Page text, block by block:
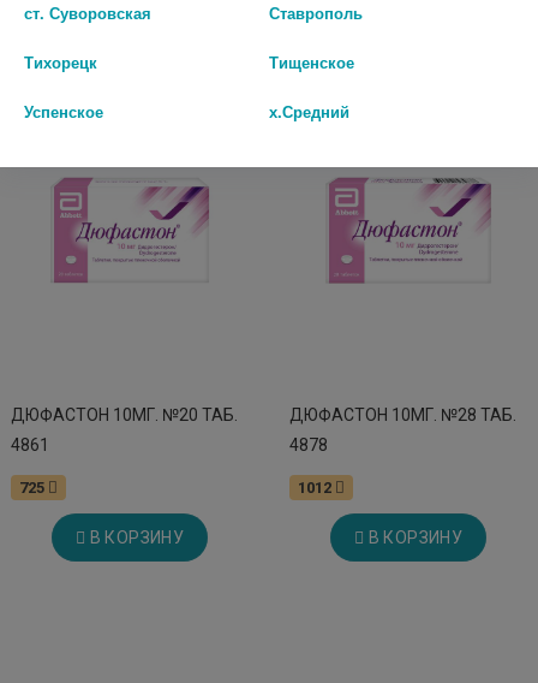
ДЮФАСТОН 10МГ. №20 ТАБ.
4861
725
В КОРЗИНУ
ДЮФАСТОН 10МГ. №28 ТАБ.
4878
1012
В КОРЗИНУ
ст. Суворовская Ставрополь
Тихорецк Тищенское
Успенское х.Средний